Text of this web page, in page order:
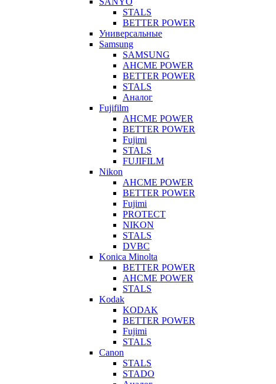
STALS
BETTER POWER
Универсальные
Samsung
SAMSUNG
AHCME POWER
BETTER POWER
STALS
Аналог
Fujifilm
AHCME POWER
BETTER POWER
Fujimi
STALS
FUJIFILM
Nikon
AHCME POWER
BETTER POWER
Fujimi
PROTECT
NIKON
STALS
DVBC
Konica Minolta
BETTER POWER
AHCME POWER
STALS
Kodak
KODAK
BETTER POWER
Fujimi
STALS
Canon
STALS
STADO